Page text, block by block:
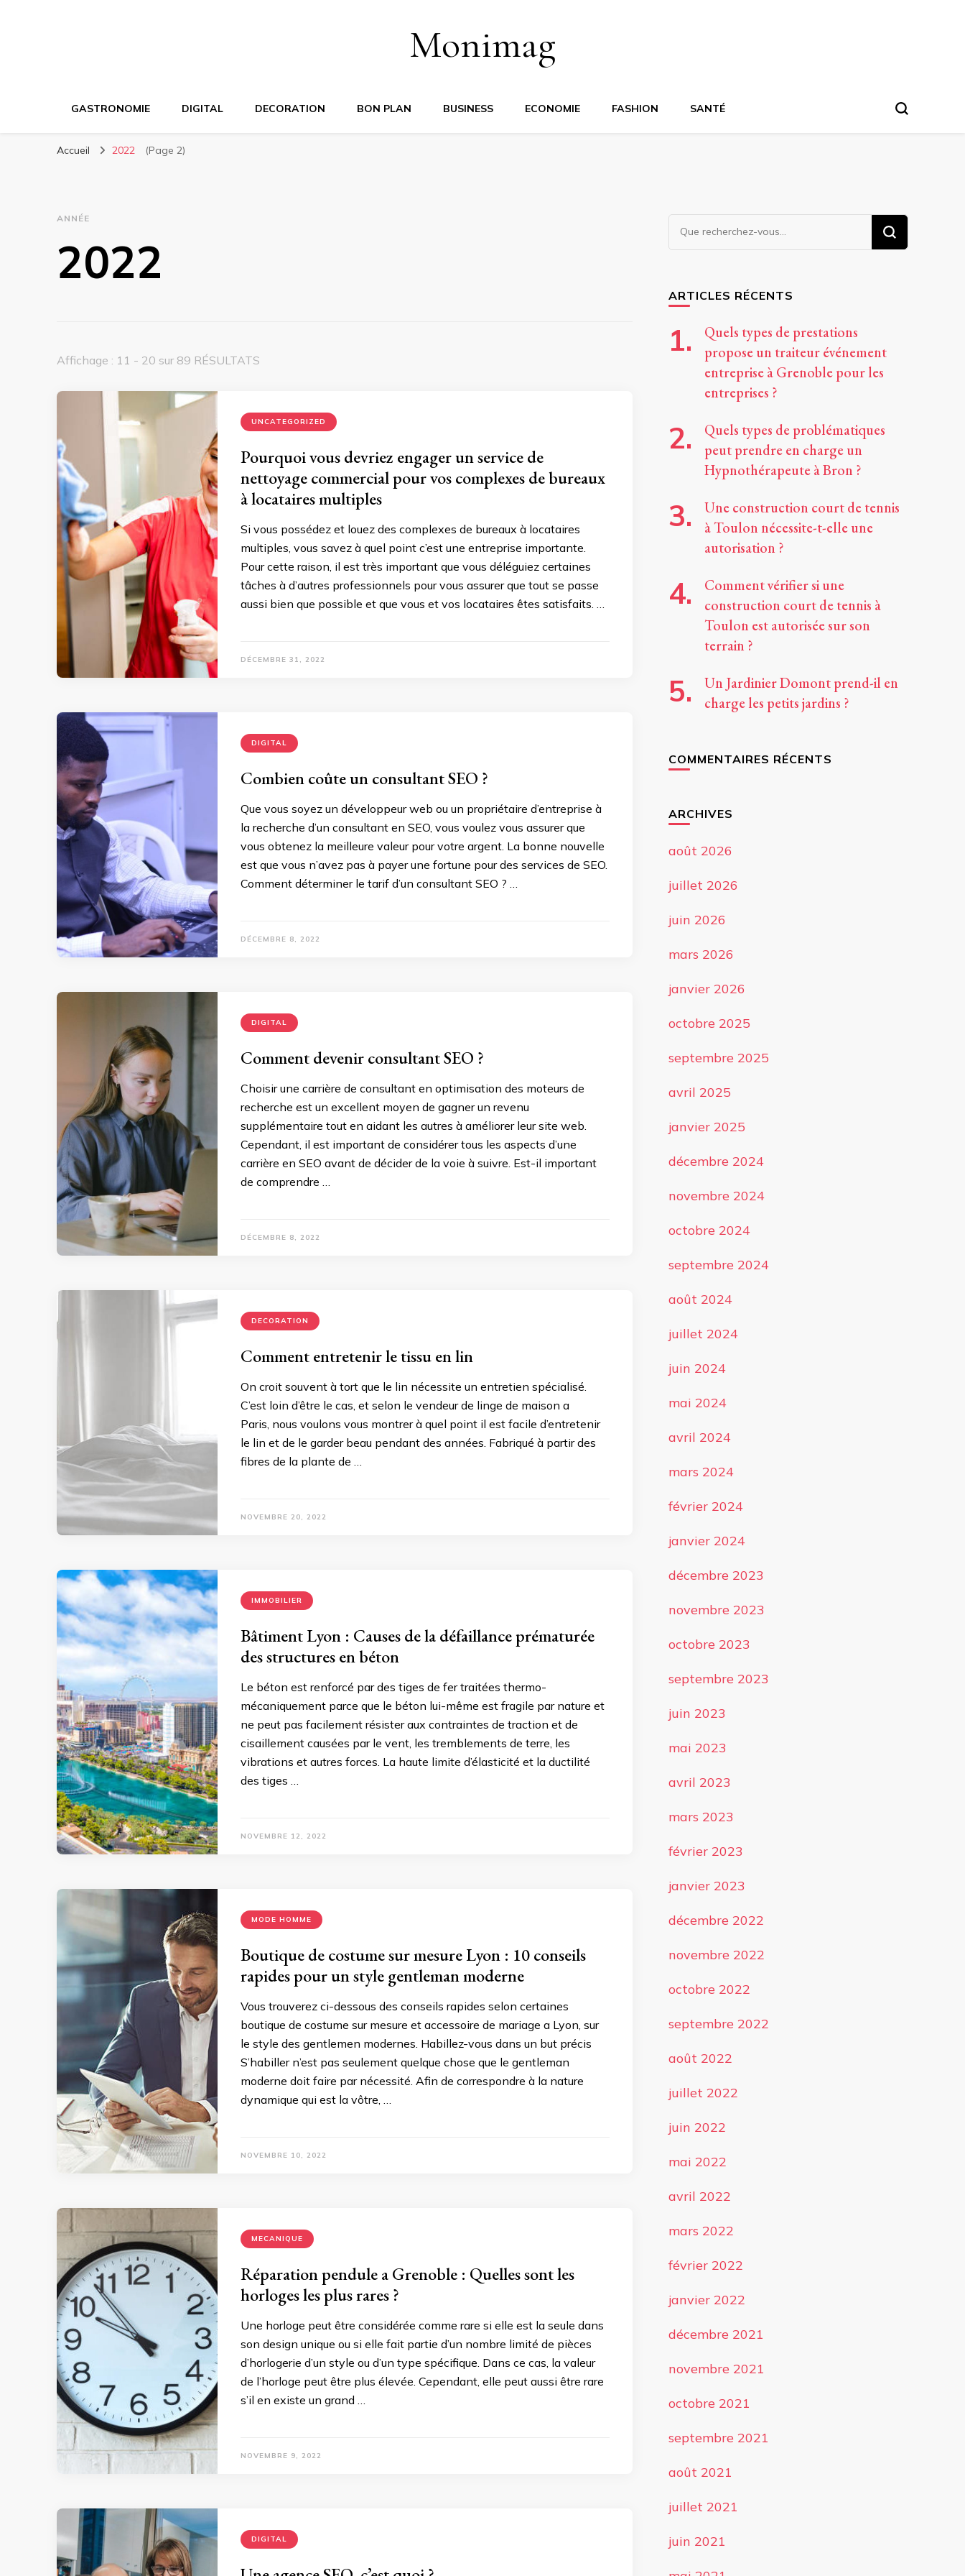
Monimag
GASTRONOMIE DIGITAL DECORATION BON PLAN BUSINESS ECONOMIE FASHION SANTÉ
Accueil 2022 (Page 2)
ANNÉE
2022
Affichage : 11 - 20 sur 89 RÉSULTATS
UNCATEGORIZED
Pourquoi vous devriez engager un service de
nettoyage commercial pour vos complexes de bureaux
à locataires multiples
Si vous possédez et louez des complexes de bureaux à locataires
multiples, vous savez à quel point c’est une entreprise importante.
Pour cette raison, il est très important que vous déléguiez certaines
tâches à d’autres professionnels pour vous assurer que tout se passe
aussi bien que possible et que vous et vos locataires êtes satisfaits. …
DÉCEMBRE 31, 2022
DIGITAL
Combien coûte un consultant SEO ?
Que vous soyez un développeur web ou un propriétaire d’entreprise à
la recherche d’un consultant en SEO, vous voulez vous assurer que
vous obtenez la meilleure valeur pour votre argent. La bonne nouvelle
est que vous n’avez pas à payer une fortune pour des services de SEO.
Comment déterminer le tarif d’un consultant SEO ? …
DÉCEMBRE 8, 2022
DIGITAL
Comment devenir consultant SEO ?
Choisir une carrière de consultant en optimisation des moteurs de
recherche est un excellent moyen de gagner un revenu
supplémentaire tout en aidant les autres à améliorer leur site web.
Cependant, il est important de considérer tous les aspects d’une
carrière en SEO avant de décider de la voie à suivre. Est-il important
de comprendre …
DÉCEMBRE 8, 2022
DECORATION
Comment entretenir le tissu en lin
On croit souvent à tort que le lin nécessite un entretien spécialisé.
C’est loin d’être le cas, et selon le vendeur de linge de maison a
Paris, nous voulons vous montrer à quel point il est facile d’entretenir
le lin et de le garder beau pendant des années. Fabriqué à partir des
fibres de la plante de …
NOVEMBRE 20, 2022
IMMOBILIER
Bâtiment Lyon : Causes de la défaillance prématurée
des structures en béton
Le béton est renforcé par des tiges de fer traitées thermo-
mécaniquement parce que le béton lui-même est fragile par nature et
ne peut pas facilement résister aux contraintes de traction et de
cisaillement causées par le vent, les tremblements de terre, les
vibrations et autres forces. La haute limite d’élasticité et la ductilité
des tiges …
NOVEMBRE 12, 2022
MODE HOMME
Boutique de costume sur mesure Lyon : 10 conseils
rapides pour un style gentleman moderne
Vous trouverez ci-dessous des conseils rapides selon certaines
boutique de costume sur mesure et accessoire de mariage a Lyon, sur
le style des gentlemen modernes. Habillez-vous dans un but précis
S’habiller n’est pas seulement quelque chose que le gentleman
moderne doit faire par nécessité. Afin de correspondre à la nature
dynamique qui est la vôtre, …
NOVEMBRE 10, 2022
MECANIQUE
Réparation pendule a Grenoble : Quelles sont les
horloges les plus rares ?
Une horloge peut être considérée comme rare si elle est la seule dans
son design unique ou si elle fait partie d’un nombre limité de pièces
d’horlogerie d’un style ou d’un type spécifique. Dans ce cas, la valeur
de l’horloge peut être plus élevée. Cependant, elle peut aussi être rare
s’il en existe un grand …
NOVEMBRE 9, 2022
DIGITAL
Vous
recherchiez
ARTICLES RÉCENTS
Quels types de prestations
propose un traiteur événement
entreprise à Grenoble pour les
entreprises ?
Quels types de problématiques
peut prendre en charge un
Hypnothérapeute à Bron ?
Une construction court de tennis
à Toulon nécessite-t-elle une
autorisation ?
Comment vérifier si une
construction court de tennis à
Toulon est autorisée sur son
terrain ?
Un Jardinier Domont prend-il en
charge les petits jardins ?
COMMENTAIRES RÉCENTS
ARCHIVES
août 2026
juillet 2026
juin 2026
mars 2026
janvier 2026
octobre 2025
septembre 2025
avril 2025
janvier 2025
décembre 2024
novembre 2024
octobre 2024
septembre 2024
août 2024
juillet 2024
juin 2024
mai 2024
avril 2024
mars 2024
février 2024
janvier 2024
décembre 2023
novembre 2023
octobre 2023
septembre 2023
juin 2023
mai 2023
avril 2023
mars 2023
février 2023
janvier 2023
décembre 2022
novembre 2022
octobre 2022
septembre 2022
août 2022
juillet 2022
juin 2022
mai 2022
avril 2022
mars 2022
février 2022
janvier 2022
décembre 2021
novembre 2021
octobre 2021
septembre 2021
août 2021
juillet 2021
juin 2021